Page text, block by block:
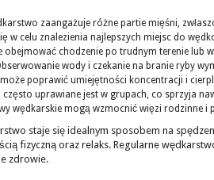
zaangażuje różne partie mięśni,
w celu znalezienia najlepszych miejsc do
chodzenie po trudnym terenie lub
wody i czekanie na branie ryby
poprawić umiejętności koncentracji i
uprawiane jest w grupach, co sprzyja
wędkarskie mogą wzmocnić więzi rodzinne i
staje się idealnym sposobem na
fizyczną oraz relaks. Regularne
zdrowie.